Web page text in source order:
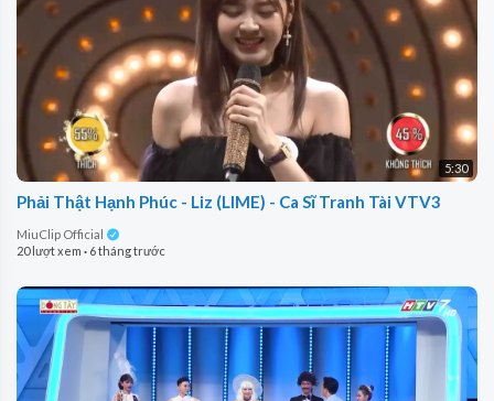
5:30
Phải Thật Hạnh Phúc - Liz (LIME) - Ca Sĩ Tranh Tài VTV3
MiuClip Official
20 lượt xem · 6 tháng trước